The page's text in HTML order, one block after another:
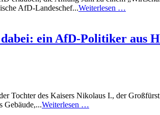
AfD-Landeschef...Weiterlesen …
ein AfD-Politiker aus
Tochter des Kaisers Nikolaus I., der
Gebäude,...Weiterlesen …